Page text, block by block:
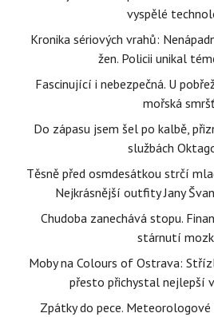
vyspělé
Kronika sériových vrahů:
žen. Policii unikal
Fascinující i nebezpečná. U
mořská smršť
Do zápasu jsem šel po kalbě,
službách
Těsně před osmdesátkou strčí
Nejkrásnější outfity Jany
Chudoba zanechává stopu.
stárnutí
Moby na Colours of Ostrava:
přesto přichystal nejlepší
Zpátky do pece.